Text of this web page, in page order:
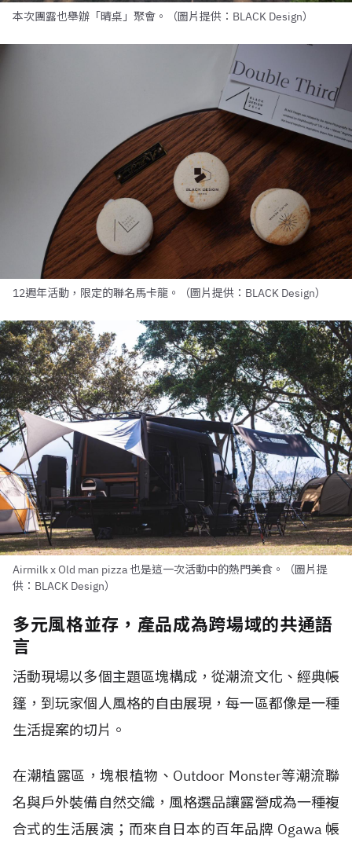
本次團露也舉辦「晴桌」聚會。（圖片提供：BLACK Design）
12週年活動，限定的聯名馬卡龍。（圖片提供：BLACK Design）
Airmilk x Old man pizza 也是這一次活動中的熱門美食。（圖片提
供：BLACK Design）
多元風格並存，產品成為跨場域的共通語
言
活動現場以多個主題區塊構成，從潮流文化、經典帳
篷，到玩家個人風格的自由展現，每一區都像是一種
生活提案的切片。
在潮植露區，塊根植物、Outdoor Monster等潮流聯
名與戶外裝備自然交織，風格選品讓露營成為一種複
合式的生活展演；而來自日本的百年品牌 Ogawa 帳